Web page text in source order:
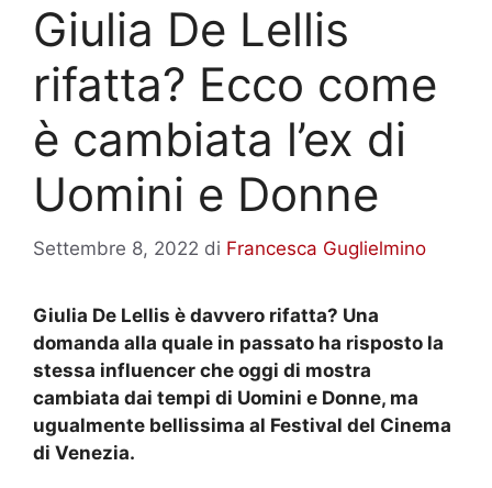
Giulia De Lellis
rifatta? Ecco come
è cambiata l’ex di
Uomini e Donne
Settembre 8, 2022 di Francesca Guglielmino
Giulia De Lellis è davvero rifatta? Una
domanda alla quale in passato ha risposto la
stessa influencer che oggi di mostra
cambiata dai tempi di Uomini e Donne, ma
ugualmente bellissima al Festival del Cinema
di Venezia.